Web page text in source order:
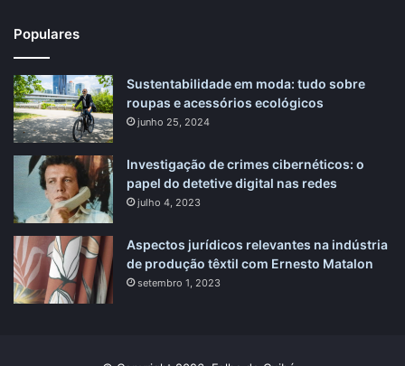
Populares
Sustentabilidade em moda: tudo sobre
roupas e acessórios ecológicos
junho 25, 2024
Investigação de crimes cibernéticos: o
papel do detetive digital nas redes
julho 4, 2023
Aspectos jurídicos relevantes na indústria
de produção têxtil com Ernesto Matalon
setembro 1, 2023